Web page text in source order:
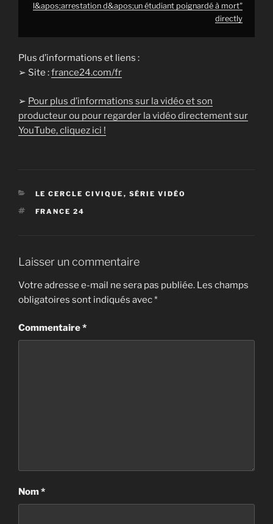
l&apos;arrestation d&apos;un étudiant poignardé à mort"
directly
Plus d’informations et liens :
➢ Site :france24.com/fr
➢ Pour plus d’informations sur la vidéo et son
producteur ou pour regarder la vidéo directement sur
YouTube, cliquez ici !
CATÉGORIES
LE CERCLE CIVIQUE , SÉRIE VIDÉO
ÉTIQUETTES
FRANCE 24
Laisser un commentaire
Votre adresse e-mail ne sera pas publiée. Les champs
obligatoires sont indiqués avec*
Commentaire*
Nom*